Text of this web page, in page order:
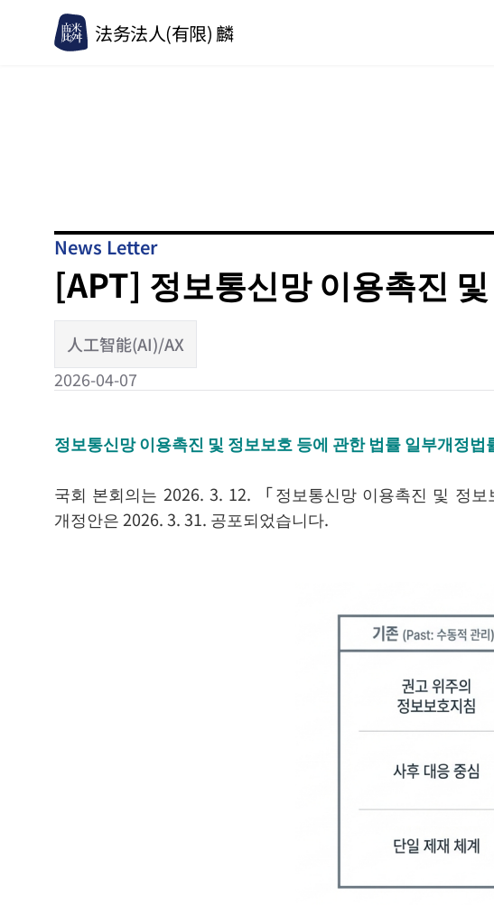
法务法人(有限) 麟
News Letter
[APT] 정보통신망 이용촉진
人工智能(AI)/AX
2026-04-07
정보통신망 이용촉진 및 정보보호 등에 관한 법률 일부개정법
국회 본회의는 2026. 3. 12. 「정보통신망 이용촉진 및 정
개정안은 2026. 3. 31. 공포되었습니다.